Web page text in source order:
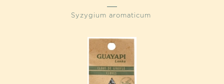
Syzygium aromaticum